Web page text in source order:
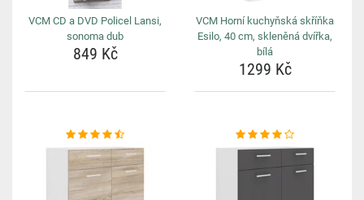
VCM CD a DVD Policel Lansi,
sonoma dub
849 Kč
VCM Horní kuchyňská skříňka
Esilo, 40 cm, skleněná dvířka,
bílá
1299 Kč